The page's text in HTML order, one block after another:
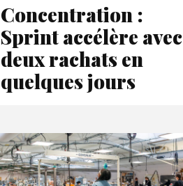
Concentration :
Sprint accélère avec
deux rachats en
quelques jours